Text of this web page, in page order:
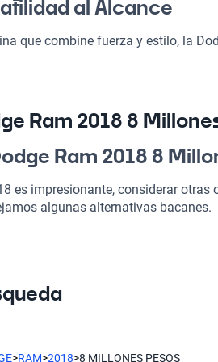
al Alcance
que combine fuerza y estilo, la
Este vehículo se adapta a tus
que vale la pena en el mercado
Ram 2018 8
con su sistema moderno, lo que
,Dodge Challenger
Ram 2018 8
Ram 2018 8
es impresionante, considerar otras
algunas alternativas bacanes.
>RAM>2018>8 MILLONES PESOS